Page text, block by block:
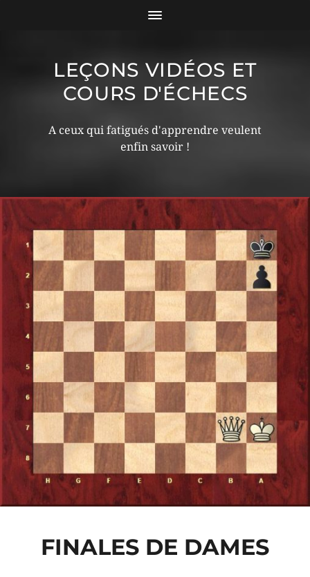
LEÇONS VIDÉOS ET
COURS D'ÉCHECS
A ceux qui fatigués d'apprendre veulent
enfin savoir !
FINALES DE DAMES